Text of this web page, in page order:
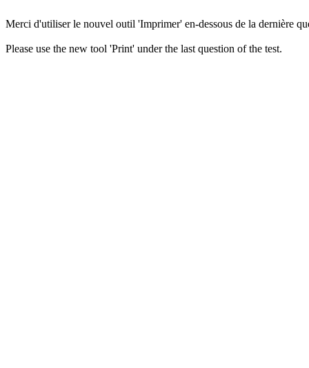
Merci d'utiliser le nouvel outil 'Imprimer' en-dessous de la dernière
Please use the new tool 'Print' under the last question of the test.